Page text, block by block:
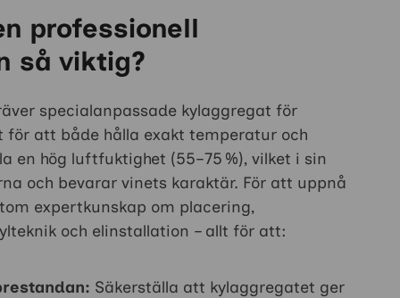
professionell
så viktig?
specialanpassade kylaggregat för
för att både hålla exakt temperatur och
en hög luftfuktighet (55–75 %), vilket i sin
och bevarar vinets karaktär. För att uppnå
expertkunskap om placering,
och elinstallation – allt för att:
Säkerställa att kylaggregatet ger